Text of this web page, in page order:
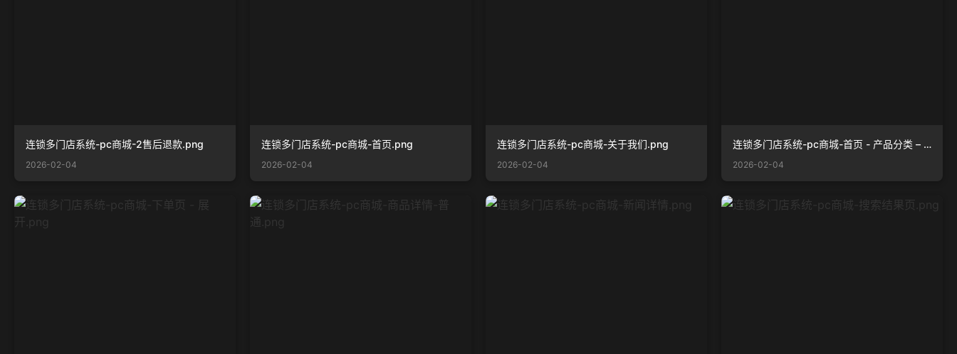
连锁多门店系统-pc商城-2售后退款.png
2026-02-04
连锁多门店系统-pc商城-首页.png
2026-02-04
连锁多门店系统-pc商城-关于我们.png
2026-02-04
连锁多门店系统-pc商城-首页 - 产品分类 – 更多.png
2026-02-04